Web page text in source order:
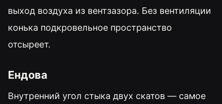
выход воздуха из вентзазора. Без вентиляции
конька подкровельное пространство
отсыреет.
Ендова
Внутренний угол стыка двух скатов — самое